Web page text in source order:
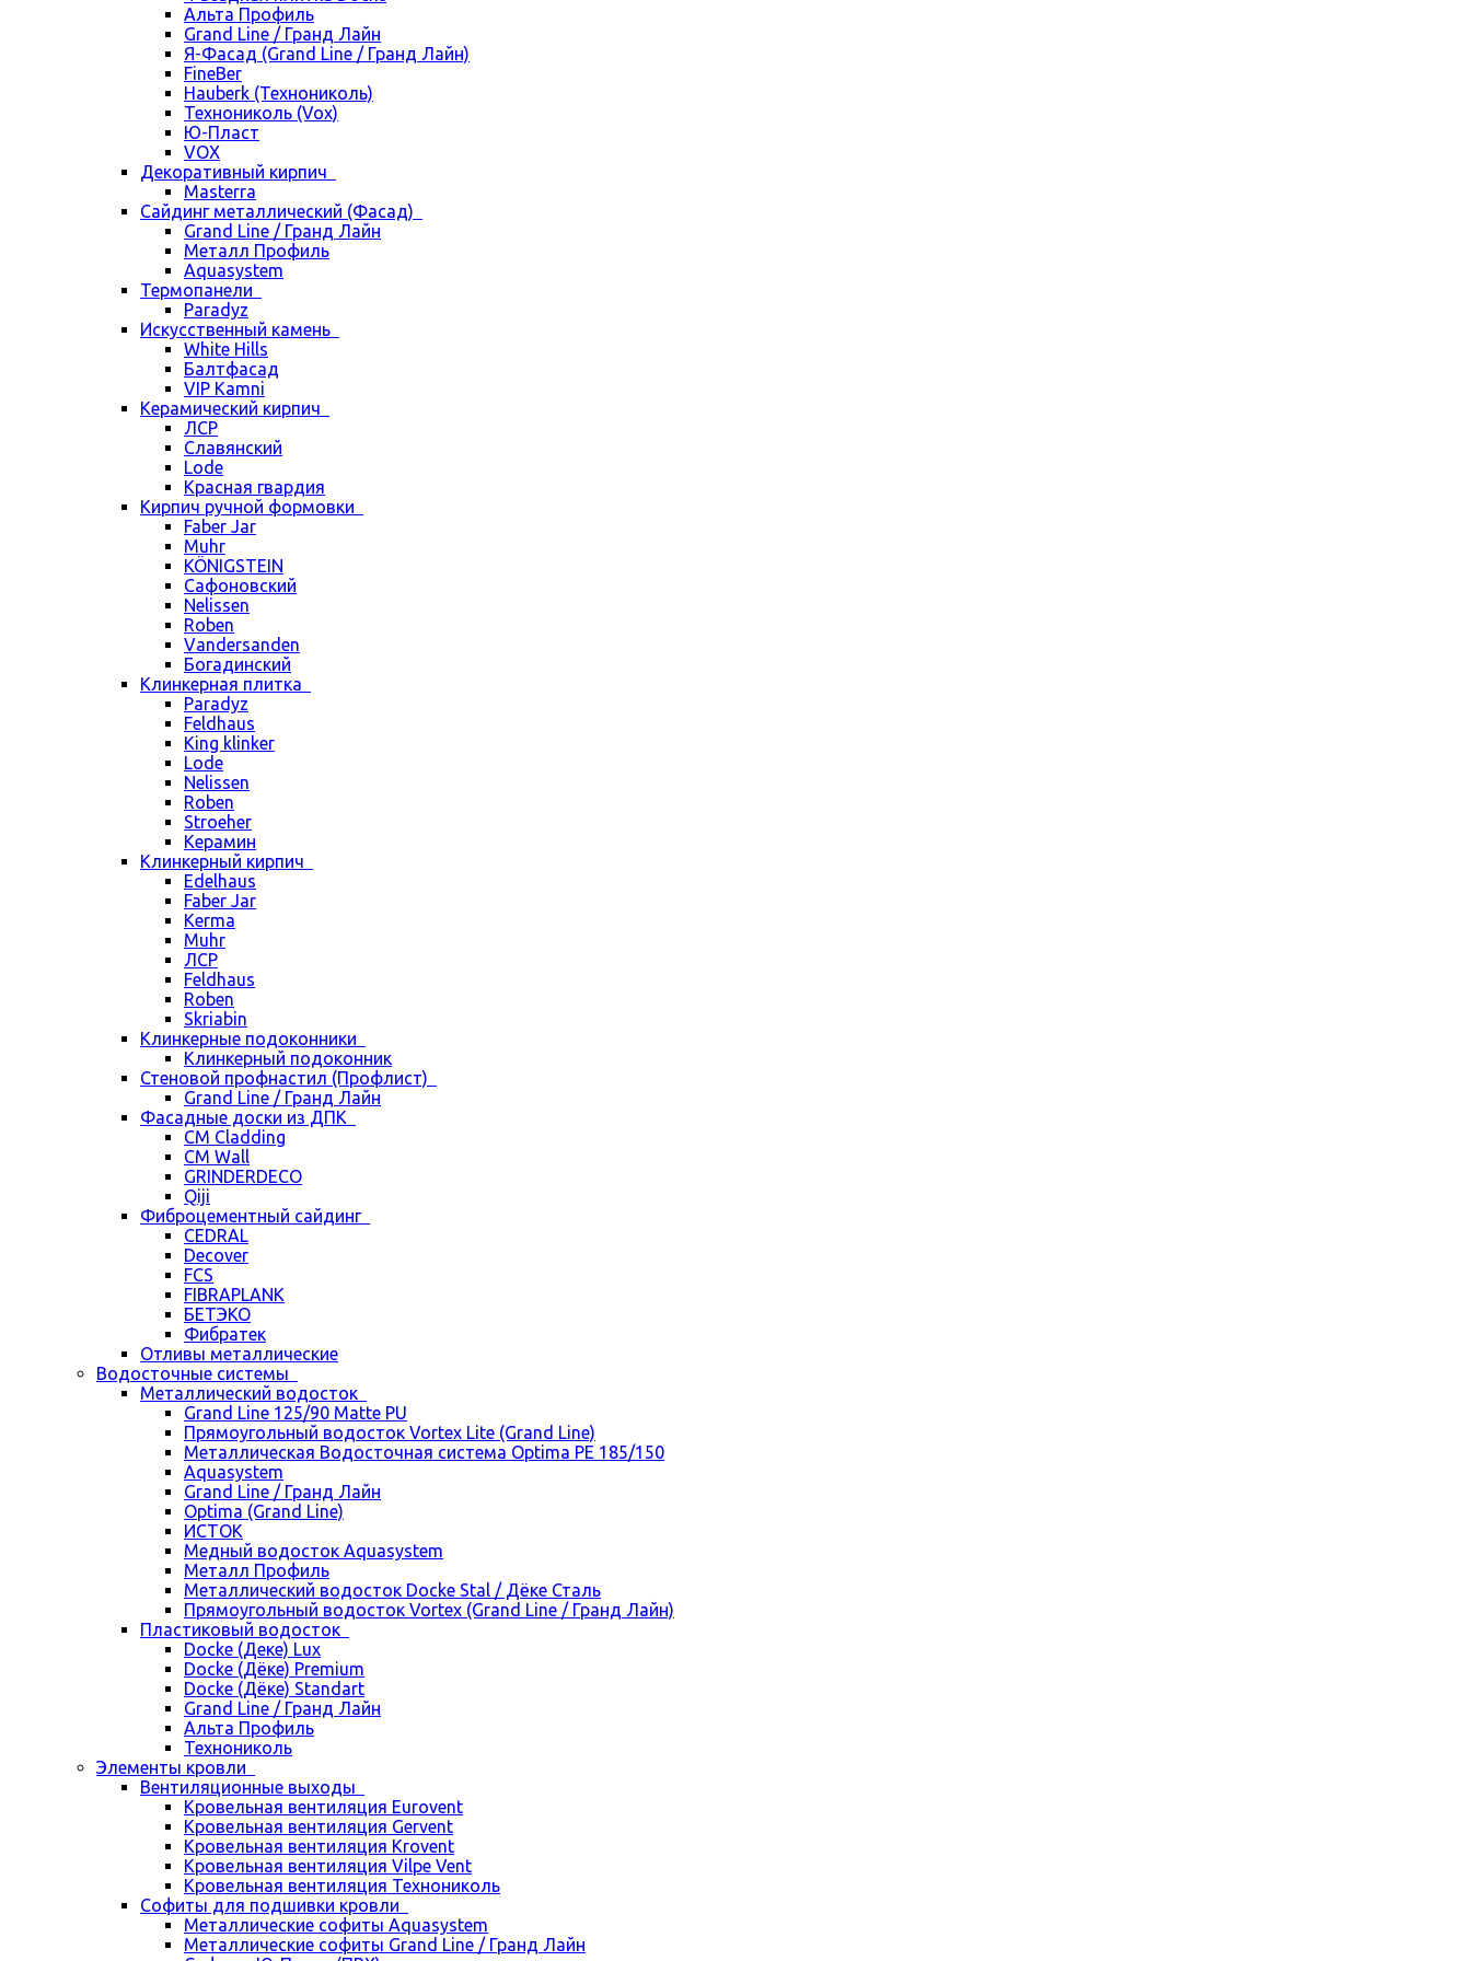
Альта Профиль
Grand Line / Гранд Лайн
Я-Фасад (Grand Line / Гранд Лайн)
FineBer
Hauberk (Технониколь)
Технониколь (Vox)
Ю-Пласт
VOX
Декоративный кирпич
Masterra
Сайдинг металлический (Фасад)
Grand Line / Гранд Лайн
Металл Профиль
Aquasystem
Термопанели
Paradyz
Искусственный камень
White Hills
Балтфасад
VIP Kamni
Керамический кирпич
ЛСР
Славянский
Lode
Красная гвардия
Кирпич ручной формовки
Faber Jar
Muhr
KÖNIGSTEIN
Сафоновский
Nelissen
Roben
Vandersanden
Богадинский
Клинкерная плитка
Paradyz
Feldhaus
King klinker
Lode
Nelissen
Roben
Stroeher
Керамин
Клинкерный кирпич
Edelhaus
Faber Jar
Kerma
Muhr
ЛСР
Feldhaus
Roben
Skriabin
Клинкерные подоконники
Клинкерный подоконник
Стеновой профнастил (Профлист)
Grand Line / Гранд Лайн
Фасадные доски из ДПК
CM Cladding
CM Wall
GRINDERDECO
Qiji
Фиброцементный сайдинг
CEDRAL
Decover
FCS
FIBRAPLANK
БЕТЭКО
Фибратек
Отливы металлические
Водосточные системы
Металлический водосток
Grand Line 125/90 Matte PU
Прямоугольный водосток Vortex Lite (Grand Line)
Металлическая Водосточная система Optima PE 185/150
Aquasystem
Grand Line / Гранд Лайн
Optima (Grand Line)
ИСТОК
Медный водосток Aquasystem
Металл Профиль
Металлический водосток Docke Stal / Дёке Сталь
Прямоугольный водосток Vortex (Grand Line / Гранд Лайн)
Пластиковый водосток
Docke (Деке) Lux
Docke (Дёке) Premium
Docke (Дёке) Standart
Grand Line / Гранд Лайн
Альта Профиль
Технониколь
Элементы кровли
Вентиляционные выходы
Кровельная вентиляция Eurovent
Кровельная вентиляция Gervent
Кровельная вентиляция Krovent
Кровельная вентиляция Vilpe Vent
Кровельная вентиляция Технониколь
Cофиты для подшивки кровли
Металлические софиты Aquasystem
Металлические софиты Grand Line / Гранд Лайн